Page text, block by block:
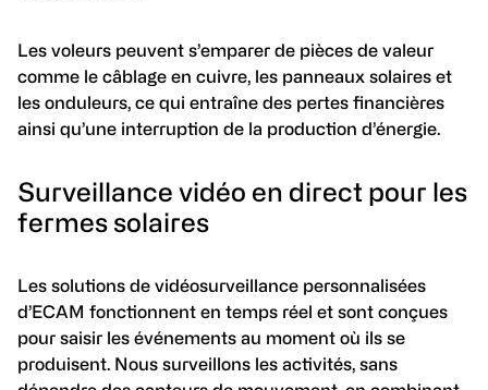
Les voleurs peuvent s’emparer de pièces de valeur
comme le câblage en cuivre, les panneaux solaires et
les onduleurs, ce qui entraîne des pertes financières
ainsi qu’une interruption de la production d’énergie.
Surveillance vidéo en direct pour les
fermes solaires
Les solutions de vidéosurveillance personnalisées
d’ECAM fonctionnent en temps réel et sont conçues
pour saisir les événements au moment où ils se
produisent. Nous surveillons les activités, sans